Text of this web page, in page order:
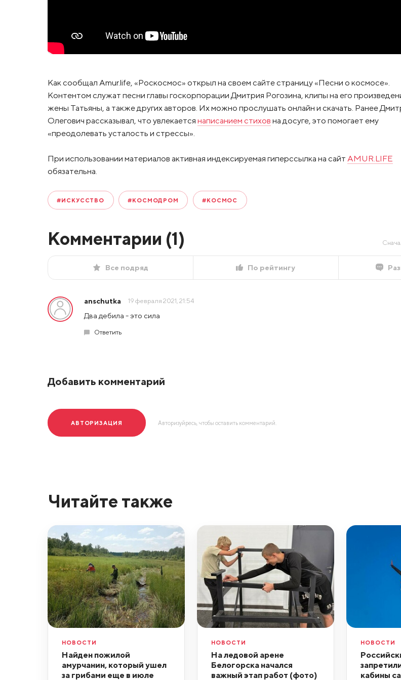
Как сообщал Amur.life, «Роскосмос» открыл на своем сайте страницу «Песни о космосе».
Контентом служат песни главы госкорпорации Дмитрия Рогозина, клипы на его
жены Татьяны, а также других авторов. Их можно прослушать онлайн и скачать. Ранее
Олегович рассказывал, что увлекается написанием стихов на досуге, это помогает ему
«преодолевать усталость и стрессы».
При использовании материалов активная индексируемая гиперссылка на сайт AMUR.LIFE
обязательна.
#ИСКУССТВО #КОСМОДРОМ #КОСМОС
Комментарии (1)
Все подряд По рейтингу
anschutka 19 февраля 2021, 21:54
Два дебила - это сила
Ответить
Добавить комментарий
АВТОРИЗАЦИЯ Авторизуйресь, чтобы оставить комментарий.
Читайте также
НОВОСТИ
Найден пожилой
амурчанин, который ушел
за грибами еще в июле
НОВОСТИ
На ледовой арене
Белогорска начался
важный этап работ (фото)
НОВОСТИ
кабины